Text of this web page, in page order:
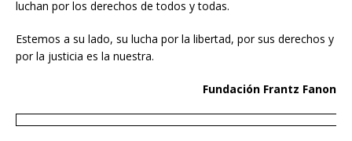
luchan por los derechos de todos y todas.
Estemos a su lado, su lucha por la libertad, por sus derechos y
por la justicia es la nuestra.
Fundación Frantz Fanon